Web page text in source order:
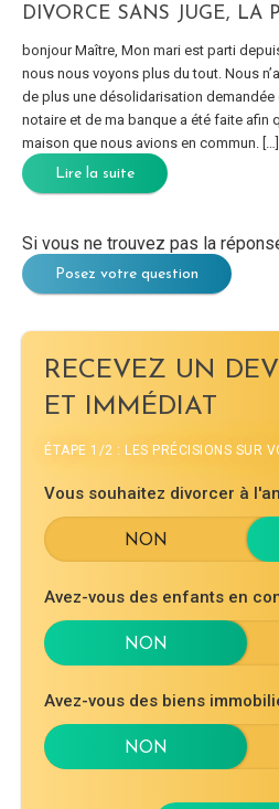
DIVORCE SANS JUGE, LA
bonjour Maître, Mon mari est parti
nous nous voyons plus du tout. Nous
de plus une désolidarisation demandée
notaire et de ma banque a été faite afin
maison que nous avions en commun. […]
Lire la suite
Si vous ne trouvez pas la
Posez votre question
RECEVEZ UN
ET IMMÉDIAT
ÉTAPE 1/2 : LES PRÉCISIONS SUR
Vous souhaitez divorcer à
Avez-vous des enfants en
Avez-vous des biens